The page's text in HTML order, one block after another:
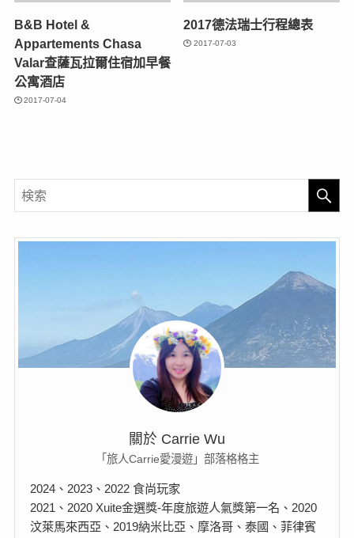
B&B Hotel &
Appartements Chasa
Valar查薩瓦拉爾住宿加早餐
公寓酒店
2017-07-04
2017德法瑞士行程總表
2017-07-03
關於 Carrie Wu
「旅人Carrie愛漫遊」部落格格主
2024、2023、2022 食尚玩家
2021、2020 Xuite金選獎-年度旅遊人氣獎第一名、2020
汶萊馬來西亞、2019納米比亞、摩洛哥、泰國、菲律賓